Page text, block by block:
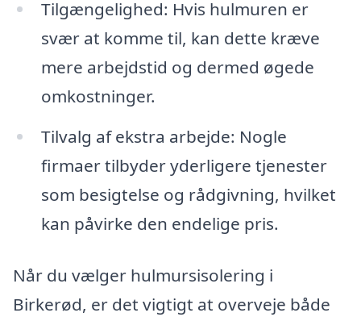
Tilgængelighed: Hvis hulmuren er
svær at komme til, kan dette kræve
mere arbejdstid og dermed øgede
omkostninger.
Tilvalg af ekstra arbejde: Nogle
firmaer tilbyder yderligere tjenester
som besigtelse og rådgivning, hvilket
kan påvirke den endelige pris.
Når du vælger hulmursisolering i
Birkerød, er det vigtigt at overveje både